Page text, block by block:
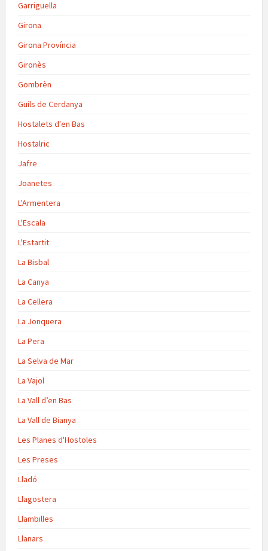
Garriguella
Girona
Girona Província
Gironès
Gombrèn
Guils de Cerdanya
Hostalets d'en Bas
Hostalric
Jafre
Joanetes
L'Armentera
L'Escala
L'Estartit
La Bisbal
La Canya
La Cellera
La Jonquera
La Pera
La Selva de Mar
La Vajol
La Vall d’en Bas
La Vall de Bianya
Les Planes d'Hostoles
Les Preses
Lladó
Llagostera
Llambilles
Llanars